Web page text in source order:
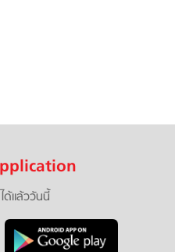
ด้แล้ววันนี้